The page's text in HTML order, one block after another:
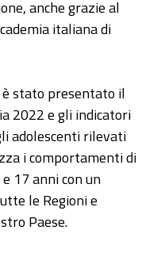
anche grazie al
italiana di
stato presentato il
2022 e gli indicatori
adolescenti rilevati
i comportamenti di
17 anni con un
le Regioni e
Paese.